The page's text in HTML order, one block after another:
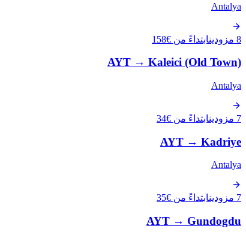
Antalya
8 مزودين ابتداءً من €158
AYT → Kaleici (Old Town)
Antalya
7 مزودين ابتداءً من €34
AYT → Kadriye
Antalya
7 مزودين ابتداءً من €35
AYT → Gundogdu